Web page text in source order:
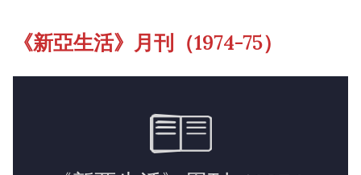
《新亞簡訊》
《新亞生活》月刊（1974-75）